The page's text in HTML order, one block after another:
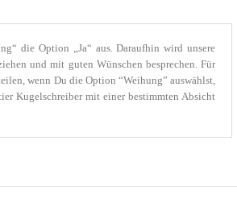
die Option „Ja“ aus. Daraufhin wird unsere
und mit guten Wünschen besprechen. Für
wenn Du die Option “Weihung” auswählst,
Kugelschreiber mit einer bestimmten Absicht